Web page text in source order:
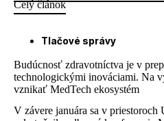
Celý článok
Tlačové správy
Budúcnosť zdravotníctva je v
technologickými inováciami. Na
vznikať MedTech ekosystém
V závere januára sa v